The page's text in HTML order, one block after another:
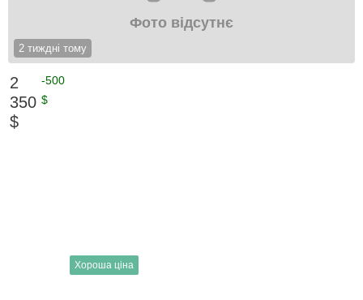
2 тиждні тому
Фото відсутнє
2
350
$
-500
$
Хороша ціна